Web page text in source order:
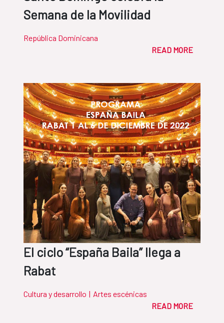
Semana de la Movilidad
República Dominicana
READ MORE
El ciclo “España Baila” llega a
Rabat
Cultura y desarrollo | Artes escénicas
READ MORE